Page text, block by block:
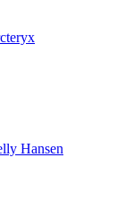
Hansen